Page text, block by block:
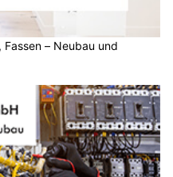
Fassen – Neubau und